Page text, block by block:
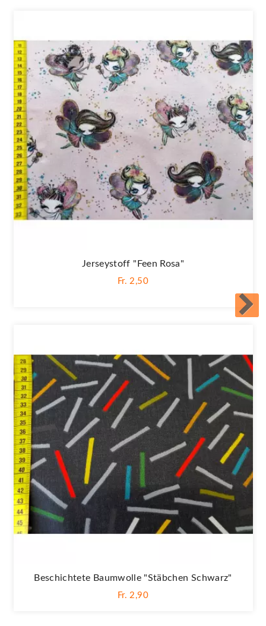
Jerseystoff "Feen Rosa"
Fr. 2,50
Beschichtete Baumwolle "Stäbchen Schwarz"
Fr. 2,90